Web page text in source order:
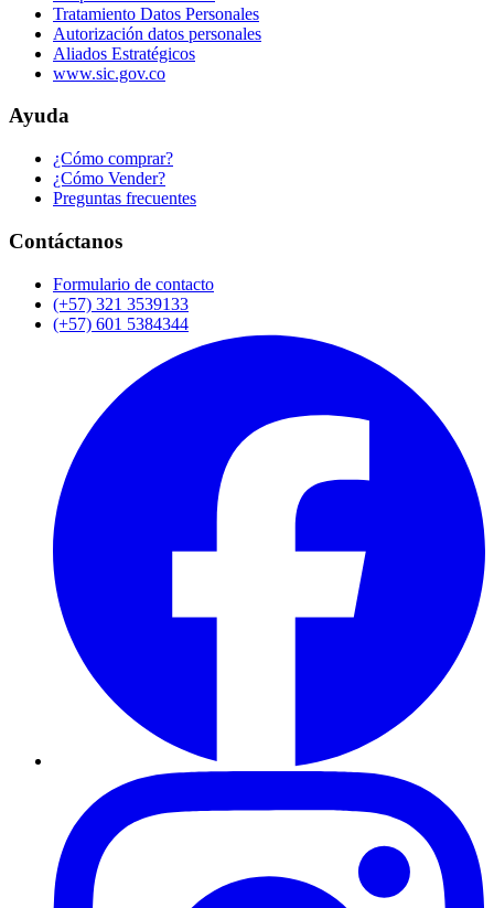
Tratamiento Datos Personales
Autorización datos personales
Aliados Estratégicos
www.sic.gov.co
Ayuda
¿Cómo comprar?
¿Cómo Vender?
Preguntas frecuentes
Contáctanos
Formulario de contacto
(+57) 321 3539133
(+57) 601 5384344